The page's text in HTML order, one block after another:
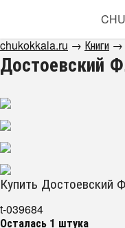
chukokkala.ru → Книги →
Достоевский
Купить Достоевский
t-039684
Осталась 1 штука